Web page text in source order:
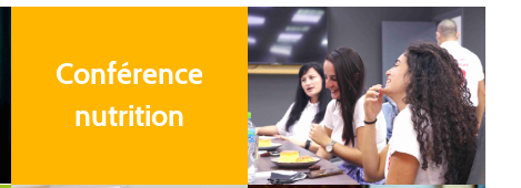
Conférence
nutrition